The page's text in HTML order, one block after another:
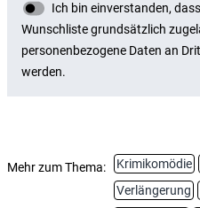
Mehr zum Thema: Krimikomödie
Verlängerung